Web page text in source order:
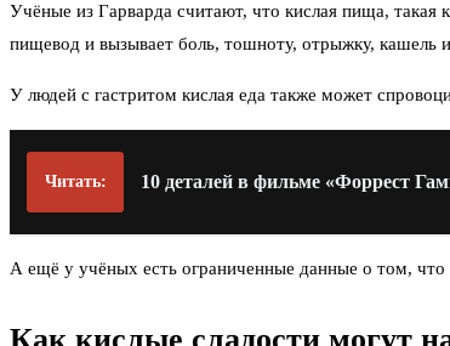
Учёные из Гарварда считают, что кислая пища, такая
пищевод и вызывает боль, тошноту, отрыжку, кашель
У людей с гастритом кислая еда также может
Читать: 10 деталей в фильме «Форрест
А ещё у учёных есть ограниченные данные о том, что